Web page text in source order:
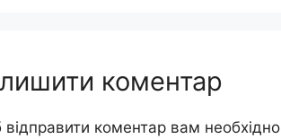
коментар
коментар вам необхідно